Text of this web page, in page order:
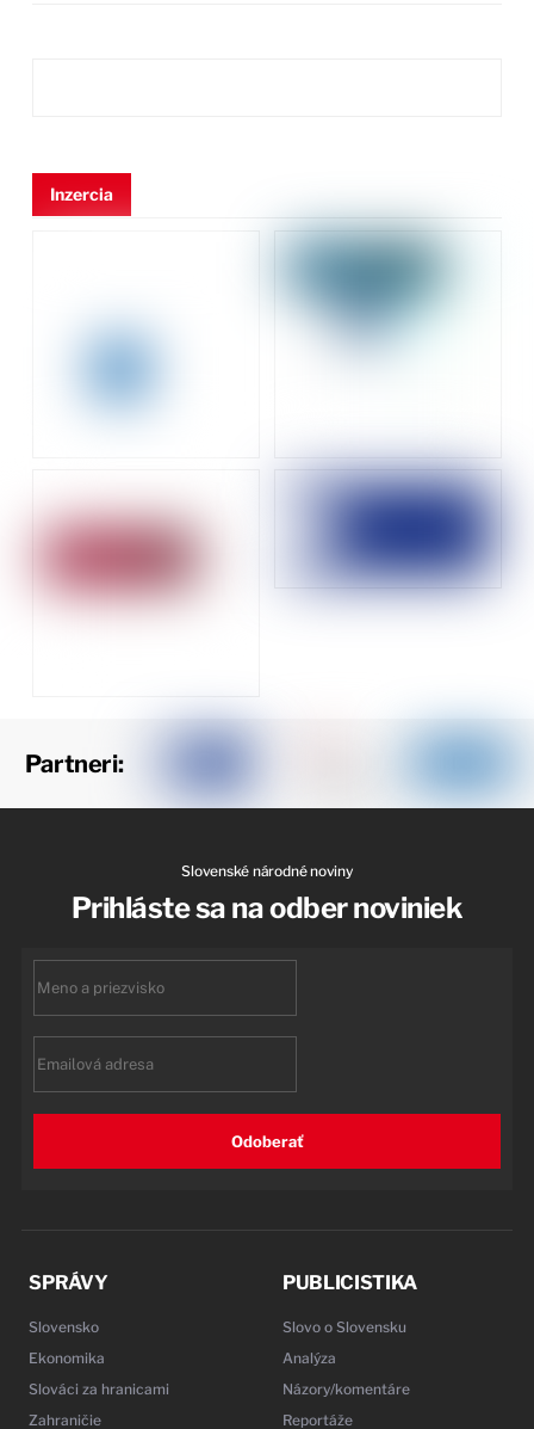
Inzercia
Partneri:
Slovenské národné noviny
Prihláste sa na odber noviniek
Odoberať
SPRÁVY
Slovensko
Ekonomika
Slováci za hranicami
Zahraničie
PUBLICISTIKA
Slovo o Slovensku
Analýza
Názory/komentáre
Reportáže